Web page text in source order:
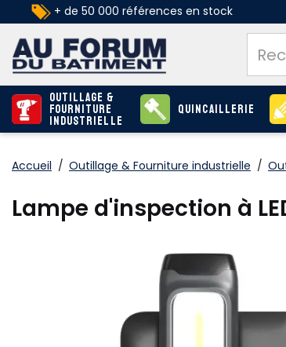
+ de 50 000 références en stock
Outillage &
Fourniture
industrielle
Quincaillerie
Accueil / Outillage & Fourniture industrielle /
Lampe d'inspection à